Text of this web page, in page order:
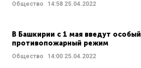
Общество 14:58 25.04.2022
В Башкирии с 1 мая введут особый
противопожарный режим
Общество 14:00 25.04.2022